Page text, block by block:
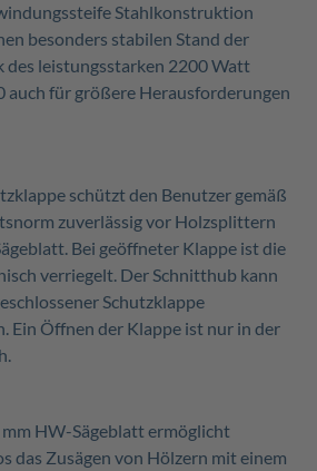
Stahlkonstruktion
besonders stabilen Stand der
des leistungsstarken 2200 Watt
auch für größere Herausforderungen
schützt den Benutzer gemäß
zuverlässig vor Holzsplittern
Bei geöffneter Klappe ist die
verriegelt. Der Schnitthub kann
Schutzklappe
Ein Öffnen der Klappe ist nur in der
HW-Sägeblatt ermöglicht
das Zusägen von Hölzern mit einem